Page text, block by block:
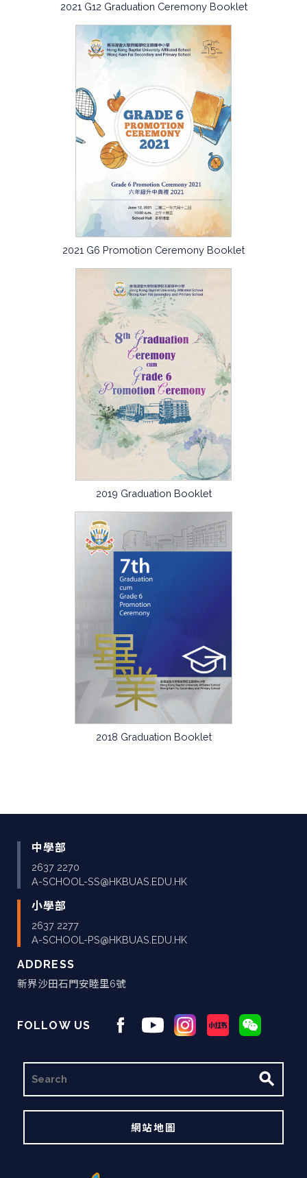
2021 G12 Graduation Ceremony Booklet
2021 G6 Promotion Ceremony Booklet
2019 Graduation Booklet
2018 Graduation Booklet
中學部
2637 2270
A-SCHOOL-SS@HKBUAS.EDU.HK
小學部
2637 2277
A-SCHOOL-PS@HKBUAS.EDU.HK
ADDRESS
新界沙田石門安睦里6號
FOLLOW US
尋
網站地圖